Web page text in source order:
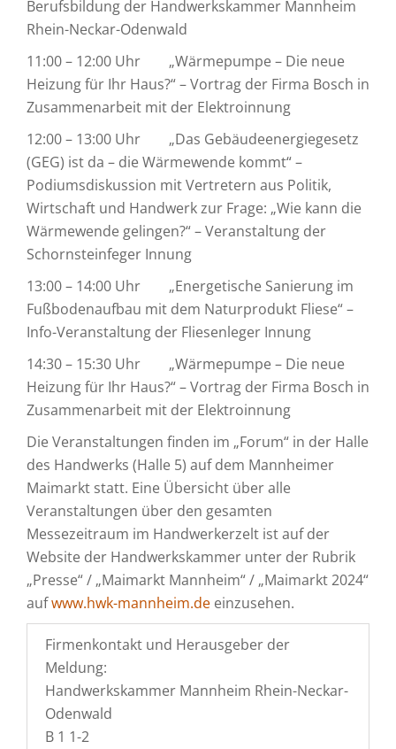
Berufsbildung der Handwerkskammer Mannheim
Rhein-Neckar-Odenwald
11:00 – 12:00 Uhr „Wärmepumpe – Die neue
Heizung für Ihr Haus?“ – Vortrag der Firma Bosch in
Zusammenarbeit mit der Elektroinnung
12:00 – 13:00 Uhr „Das Gebäudeenergiegesetz
(GEG) ist da – die Wärmewende kommt“ –
Podiumsdiskussion mit Vertretern aus Politik,
Wirtschaft und Handwerk zur Frage: „Wie kann die
Wärmewende gelingen?“ – Veranstaltung der
Schornsteinfeger Innung
13:00 – 14:00 Uhr „Energetische Sanierung im
Fußbodenaufbau mit dem Naturprodukt Fliese“ –
Info-Veranstaltung der Fliesenleger Innung
14:30 – 15:30 Uhr „Wärmepumpe – Die neue
Heizung für Ihr Haus?“ – Vortrag der Firma Bosch in
Zusammenarbeit mit der Elektroinnung
Die Veranstaltungen finden im „Forum“ in der Halle
des Handwerks (Halle 5) auf dem Mannheimer
Maimarkt statt. Eine Übersicht über alle
Veranstaltungen über den gesamten
Messezeitraum im Handwerkerzelt ist auf der
Website der Handwerkskammer unter der Rubrik
„Presse“ / „Maimarkt Mannheim“ / „Maimarkt 2024“
aufwww.hwk-mannheim.de einzusehen.
Firmenkontakt und Herausgeber der
Meldung:
Handwerkskammer Mannheim Rhein-Neckar-
Odenwald
B 1 1-2